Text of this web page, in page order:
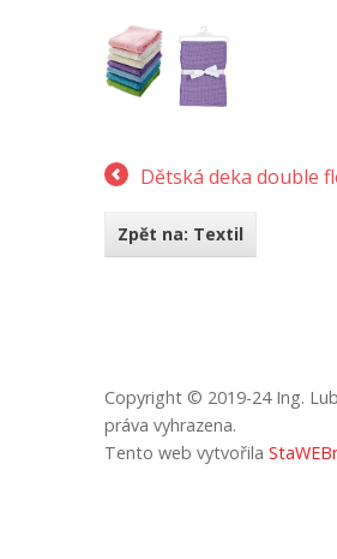
Dětská deka double
Zpět na: Textil
Copyright © 2019-24 Ing.
práva vyhrazena.
Tento web vytvořila